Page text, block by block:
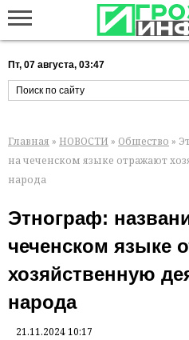
Пт, 07 августа, 03:47
Главная » НОВОСТИ » Общество »
на чеченском языке отражают
народа
Этнограф:
чеченском языке
хозяйственную
народа
21.11.2024 10:17